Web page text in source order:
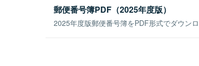
郵便番号簿PDF（2025年度版）
2025年度版郵便番号簿をPDF形式でダウンロ